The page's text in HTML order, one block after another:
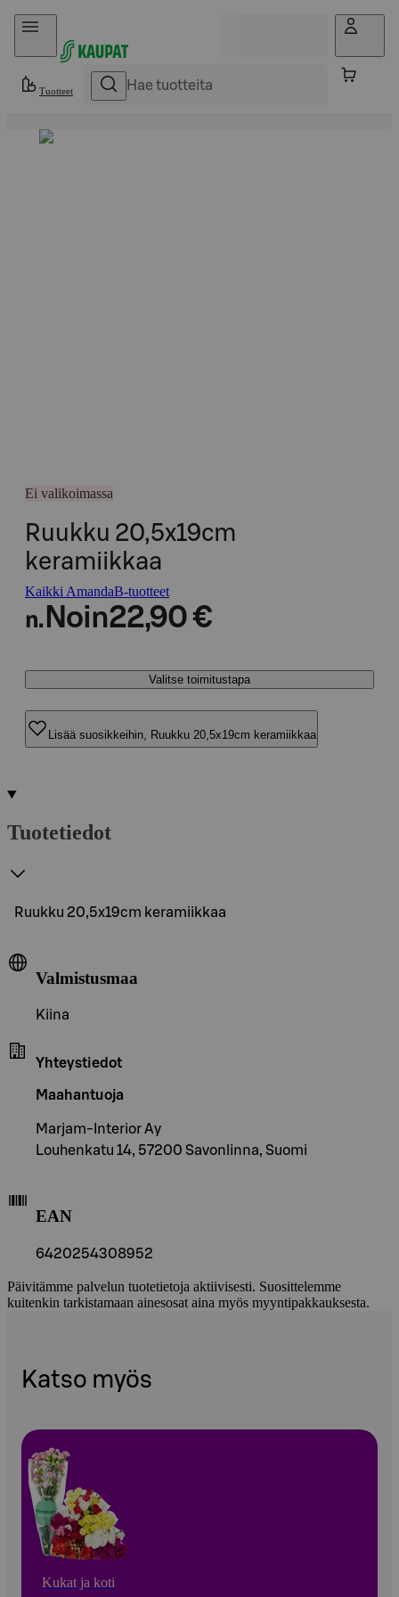
Hyppää sisältöön
Tuotteet
Ei valikoimassa
Ruukku 20,5x19cm
keramiikkaa
Kaikki AmandaB-tuotteet
n. Noin22,90 €
Valitse toimitustapa
Lisää suosikkeihin, Ruukku 20,5x19cm keramiikkaa
Tuotetiedot
Ruukku 20,5x19cm keramiikkaa
Valmistusmaa
Kiina
Yhteystiedot
Maahantuoja
Marjam-Interior Ay
Louhenkatu 14, 57200 Savonlinna, Suomi
EAN
6420254308952
Päivitämme palvelun tuotetietoja aktiivisesti. Suosittelemme
kuitenkin tarkistamaan ainesosat aina myös myyntipakkauksesta.
Katso myös
Kukat ja koti